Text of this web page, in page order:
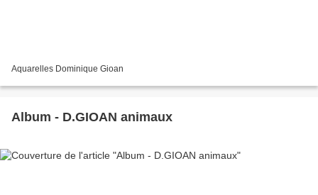
Aquarelles Dominique Gioan
Album - D.GIOAN animaux